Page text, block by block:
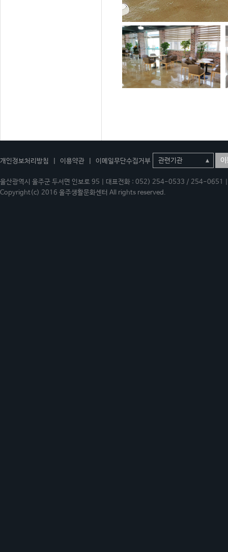
개인정보처리방침 이용약관 이메일무단수집거부 이
울산광역시 울주군 두서면 인보로 95 | 대표전화 : 052) 254-0533 / 254-
Copyright(c) 2016 울주생활문화센터 All rights reserved.